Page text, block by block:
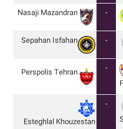
Nasaji Mazandran -
Sepahan Isfahan -
Perspolis Tehran
-
Esteghlal Khouzestan
-